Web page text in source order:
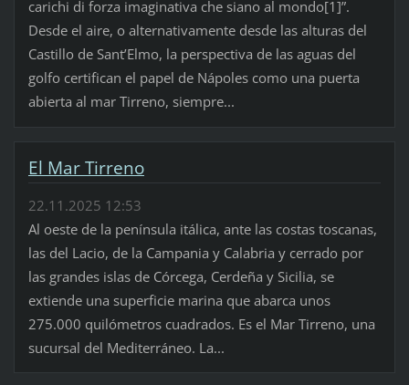
carichi di forza imaginativa che siano al mondo[1]”.
Desde el aire, o alternativamente desde las alturas del
Castillo de Sant’Elmo, la perspectiva de las aguas del
golfo certifican el papel de Nápoles como una puerta
abierta al mar Tirreno, siempre...
El Mar Tirreno
22.11.2025 12:53
Al oeste de la península itálica, ante las costas toscanas,
las del Lacio, de la Campania y Calabria y cerrado por
las grandes islas de Córcega, Cerdeña y Sicilia, se
extiende una superficie marina que abarca unos
275.000 quilómetros cuadrados. Es el Mar Tirreno, una
sucursal del Mediterráneo. La...